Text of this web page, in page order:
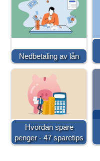
Nedbetaling av lån
Hvordan spare
penger - 47 sparetips